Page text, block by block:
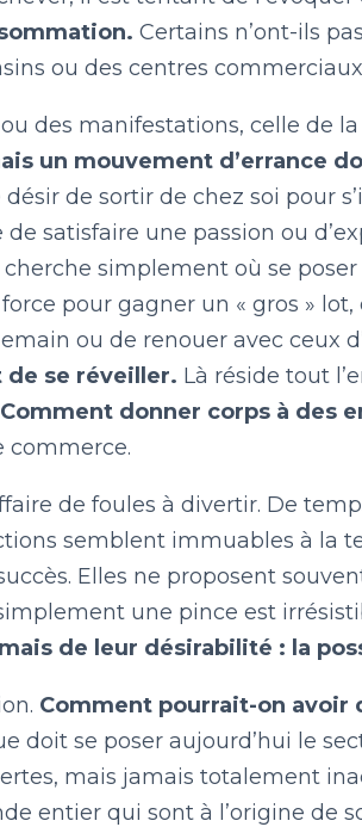
LUNDI Certains n’ont-ils
ou des centres
des manifestations, celle de
un mouvement d’errance
désir de sortir de chez soi pour
satisfaire une passion ou
cherche simplement où se
pour gagner un « gros » lot,
ou de renouer avec ceux
se réveiller. Là réside tout
donner corps à des
commerce.
de foules à divertir. De
semblent immuables à la
Elles ne proposent
une pince est
de leur désirabilité : la
Comment pourrait-on avoir
doit se poser aujourd’hui le
mais jamais totalement
entier qui sont à l’origine de